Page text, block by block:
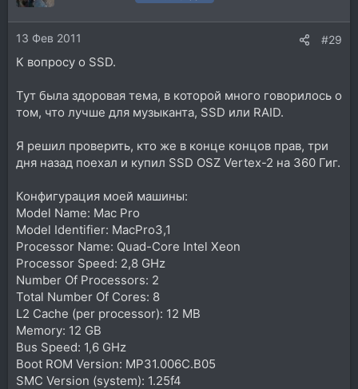
и
и
:13 Фев 2011 #29
К вопросу о SSD.
Тут была здоровая тема, в которой много говорилось о
том, что лучше для музыканта, SSD или RAID.
Я решил проверить, кто же в конце концов прав, три
дня назад поехал и купил SSD OSZ Vertex-2 на 360 Гиг.
Конфигурация моей машины:
Model Name: Mac Pro
Model Identifier: MacPro3,1
Processor Name: Quad-Core Intel Xeon
Processor Speed: 2,8 GHz
Number Of Processors: 2
Total Number Of Cores: 8
L2 Cache (per processor): 12 MB
Memory: 12 GB
Bus Speed: 1,6 GHz
Boot ROM Version: MP31.006C.B05
SMC Version (system): 1.25f4